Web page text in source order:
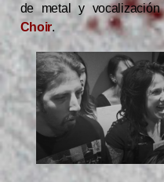
de metal y
Choir.